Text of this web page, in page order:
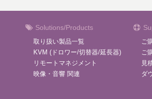
Solutions/Products
取り扱い製品一覧
KVM (ドロワー/切替器/延長器)
リモートマネジメント
映像・音響 関連
ご
ご
見
ダ